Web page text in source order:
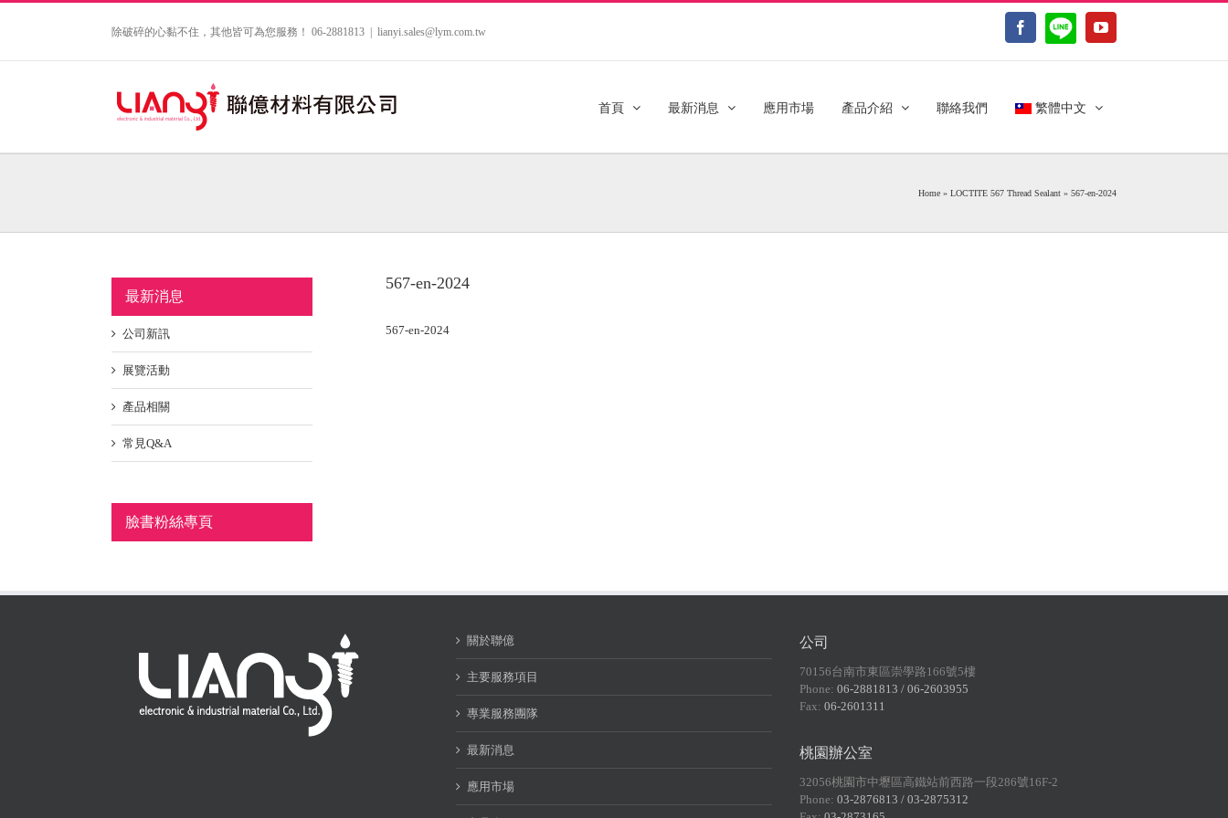
除破碎的心黏不住，其他皆可為您服務！ 06-2881813 | lianyi.sales@lym.com.tw Facebook
LINE@ YouTube
首頁 最新消息 應用市場 產品介紹 聯絡我們 繁體中文
Home » LOCTITE 567 Thread Sealant » 567-en-2024
567-en-2024
567-en-2024
最新消息
公司新訊
展覽活動
產品相關
常見Q&A
臉書粉絲專頁
關於聯億
主要服務項目
專業服務團隊
最新消息
應用市場
公司
70156台南市東區崇學路166號5樓
Phone:06-2881813 / 06-2603955
Fax:06-2601311
桃園辦公室
32056桃園市中壢區高鐵站前西路一段286號16F-2
Phone:03-2876813 / 03-2875312